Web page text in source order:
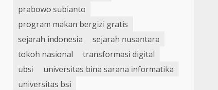
prabowo subianto
program makan bergizi gratis
sejarah indonesia
sejarah nusantara
tokoh nasional
transformasi digital
ubsi
universitas bina sarana informatika
universitas bsi